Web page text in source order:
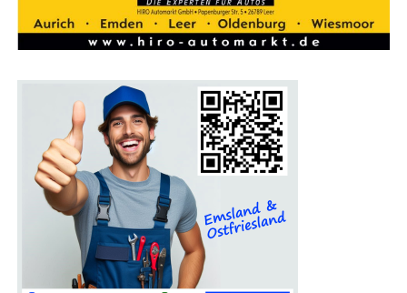
Ein Pro­gramm für die gan­ze Familie
Auch Fami­li­en kom­men auf der Bau­mes­se Lin­gen auf
ihre Kos­ten. Für Kin­der gibt es an vie­len Stän­den spe­zi­
el­le Attrak­tio­nen, die den Mes­se­be­such unter­halt­sam
gestal­ten. Das Mes­se­re­stau­rant lädt zu einer Pau­se ein,
bei der sich die Besu­cher für den wei­te­ren Rund­gang
stär­ken können.